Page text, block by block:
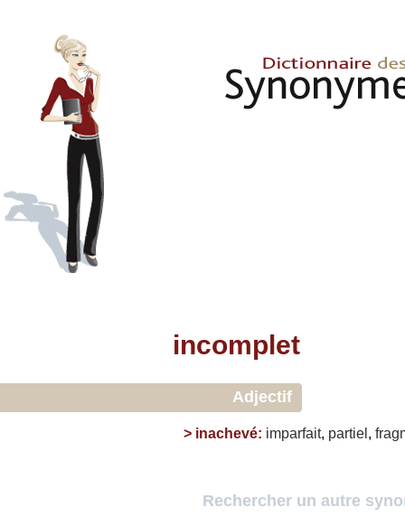
incomplet
Adjectif
> inachevé: imparfait, partiel ,
Rechercher un autre